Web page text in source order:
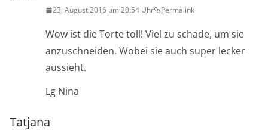
23. August 2016 um 20:54 Uhr Permalink
Wow ist die Torte toll! Viel zu schade, um sie
anzuschneiden. Wobei sie auch super lecker
aussieht.
Lg Nina
Tatjana